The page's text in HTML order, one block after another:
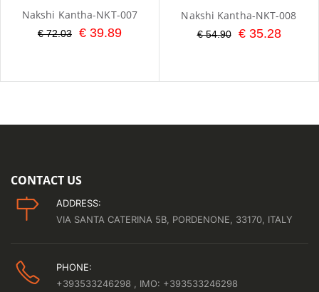
Nakshi Kantha-NKT-007
€ 72.03 € 39.89
Nakshi Kantha-NKT-008
€ 54.90 € 35.28
CONTACT US
ADDRESS:
VIA SANTA CATERINA 5B, PORDENONE, 33170, ITALY
PHONE:
+393533246298
, IMO: +393533246298